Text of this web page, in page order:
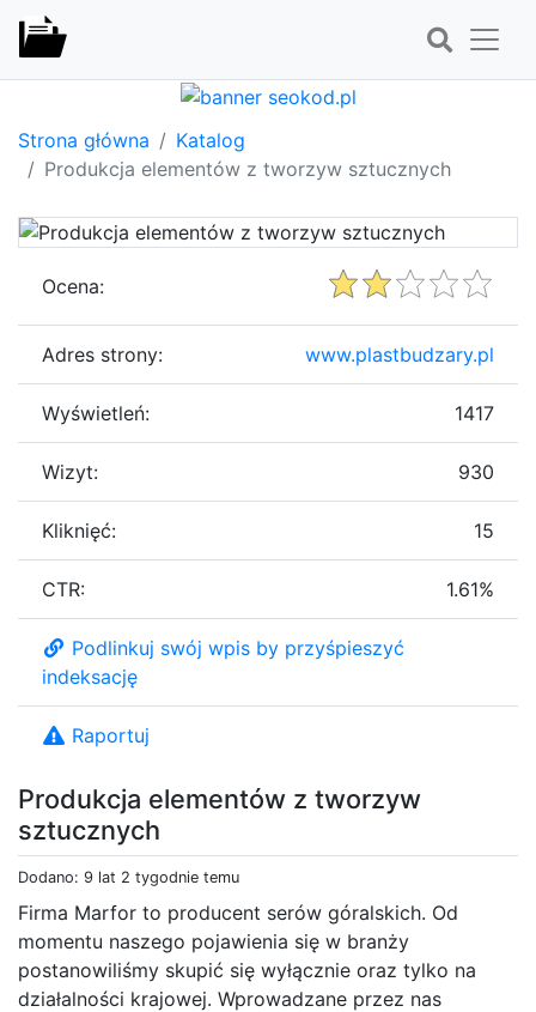
Strona główna
Katalog
Produkcja elementów z tworzyw sztucznych
Produkcja elementów z tworzyw
sztucznych
Dodano: 9 lat 2 tygodnie temu
Firma Marfor to producent serów góralskich. Od
momentu naszego pojawienia się w branży
postanowiliśmy skupić się wyłącznie oraz tylko na
działalności krajowej. Wprowadzane przez nas
Ocena:
Adres strony: www.plastbudzary.pl
Wyświetleń: 1417
Wizyt: 930
Kliknięć: 15
CTR: 1.61%
Podlinkuj swój wpis by przyśpieszyć
indeksację
Raportuj